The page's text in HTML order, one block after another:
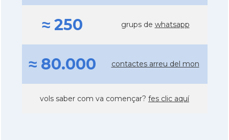
≈ 250 grups de whatsapp
≈ 80.000 contactes arreu del mon
vols saber com va començar? fes clic aquí